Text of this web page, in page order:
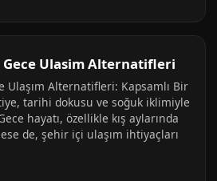
Ulasim Alternatifleri
Ulaşım Alternatifleri: Kapsamlı Bir
tarihi dokusu ve soğuk iklimiyle
hayatı, özellikle kış aylarında
de, şehir içi ulaşım ihtiyaçları